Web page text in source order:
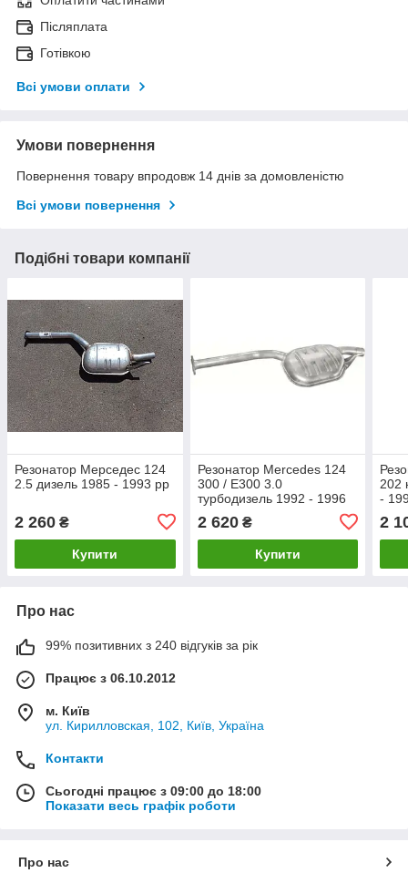
Післяплата
Готівкою
Всі умови оплати
Умови повернення
Повернення товару впродовж 14 днів за домовленістю
Всі умови повернення
Подібні товари компанії
Резонатор Мерседес 124
2.5 дизель 1985 - 1993 рр
2 260 ₴
Купити
Резонатор Mercedes 124
300 / E300 3.0
турбодизель 1992 - 1996
2 620₴
Купити
202
-
2
Про нас
99% позитивних з 240 відгуків за рік
Працює з 06.10.2012
м. Київ
ул. Кирилловская, 102, Київ, Україна
Контакти
Сьогодні працює з 09:00 до 18:00
Показати весь графік роботи
Про нас